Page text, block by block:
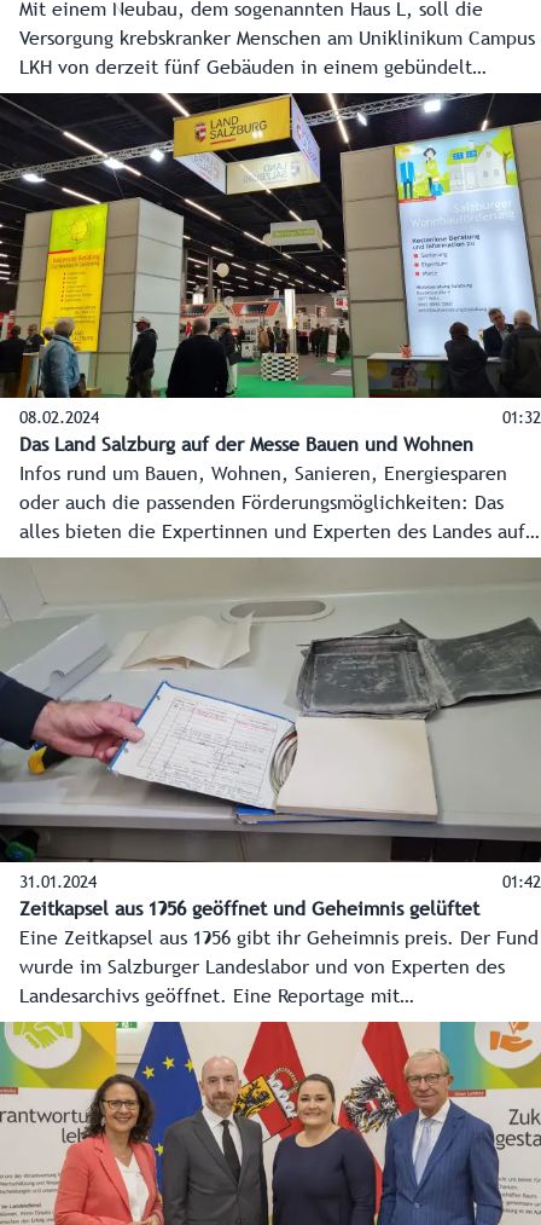
Mit einem Neubau, dem sogenannten Haus L, soll die
Versorgung krebskranker Menschen am Uniklinikum Campus
LKH von derzeit fünf Gebäuden in einem gebündelt
werden. Das Land investiert dafür 80 Millionen Euro. Am
19. Februar war offizieller Baustart, Anfang 2027 wird es in
Betrieb gehen.
08.02.2024 01:32
Das Land Salzburg auf der Messe Bauen und Wohnen
Infos rund um Bauen, Wohnen, Sanieren, Energiesparen
oder auch die passenden Förderungsmöglichkeiten: Das
alles bieten die Expertinnen und Experten des Landes auf
der Messe „Bauen+Wohnen“ (8. bis 11. Februar 2024) in der
Beratungsstraße in Halle 10 im Salzburger Messezentrum.
31.01.2024 01:42
Zeitkapsel aus 1956 geöffnet und Geheimnis gelüftet
Eine Zeitkapsel aus 1956 gibt ihr Geheimnis preis. Der Fund
wurde im Salzburger Landeslabor und von Experten des
Landesarchivs geöffnet. Eine Reportage mit
Zeitmaschinenfaktor.